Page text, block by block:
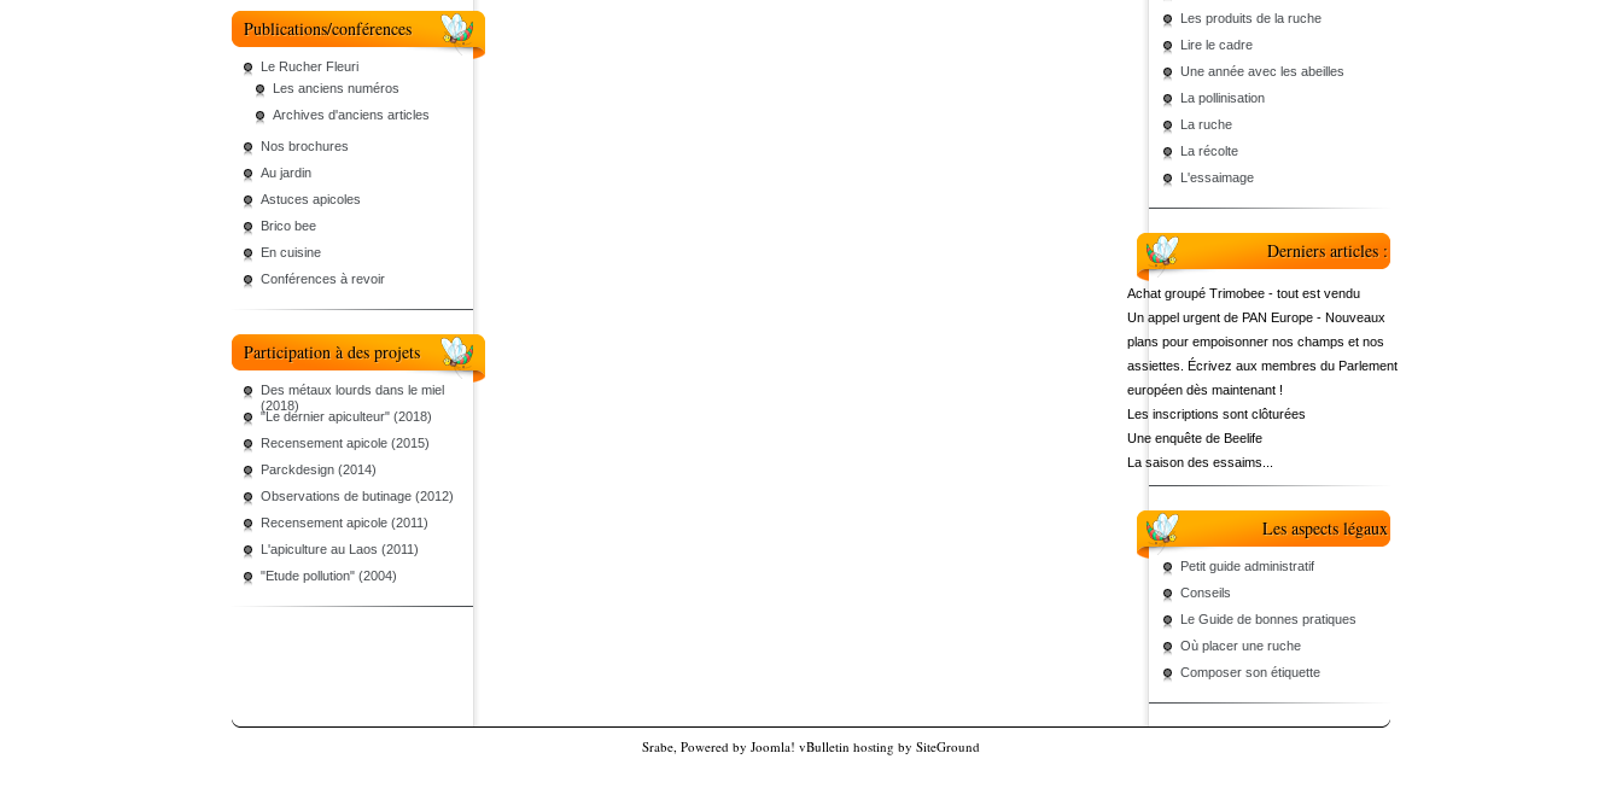
Publications/conférences
Le Rucher Fleuri
Les anciens numéros
Archives d'anciens articles
Nos brochures
Au jardin
Astuces apicoles
Brico bee
En cuisine
Conférences à revoir
Participation à des projets
Des métaux lourds dans le miel
(2018)
"Le dernier apiculteur" (2018)
Recensement apicole (2015)
Parckdesign (2014)
Observations de butinage (2012)
Recensement apicole (2011)
L'apiculture au Laos (2011)
"Etude pollution" (2004)
Les produits de la ruche
Lire le cadre
Une année avec les abeilles
La pollinisation
La ruche
La récolte
L'essaimage
Derniers articles :
Achat groupé Trimobee - tout est vendu
Un appel urgent de PAN Europe - Nouveaux
plans pour empoisonner nos champs et nos
assiettes. Écrivez aux membres du Parlement
européen dès maintenant !
Les inscriptions sont clôturées
Une enquête de Beelife
La saison des essaims...
Les aspects légaux
Petit guide administratif
Conseils
Le Guide de bonnes pratiques
Où placer une ruche
Composer son étiquette
Srabe, Powered by Joomla! vBulletin hosting by SiteGround